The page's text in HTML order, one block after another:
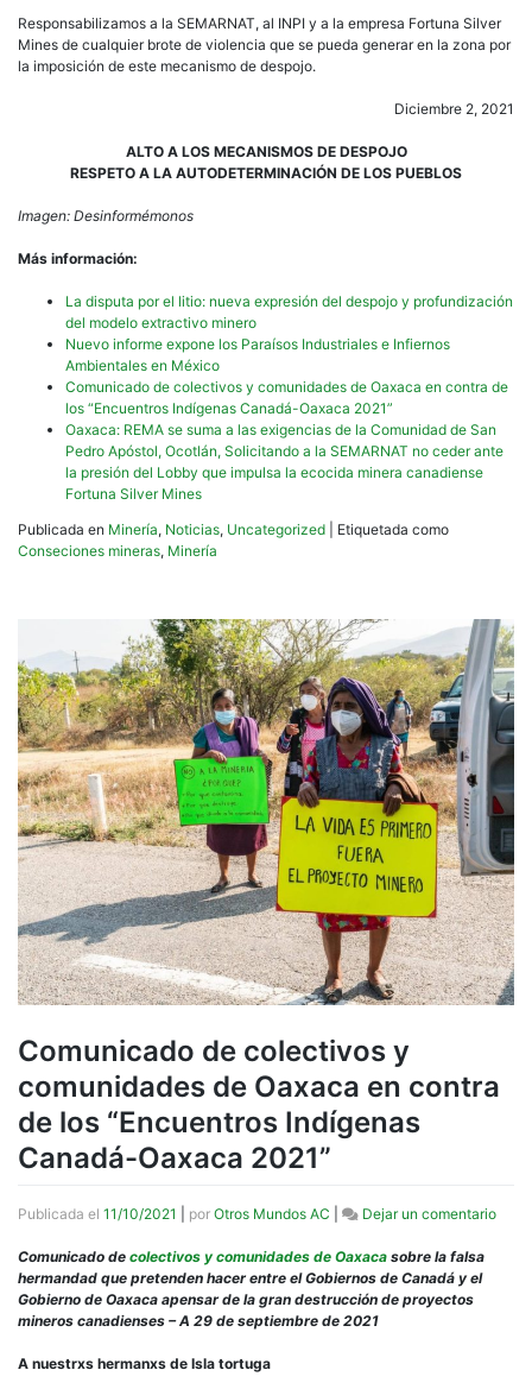
Responsabilizamos a la SEMARNAT, al INPI y a la empresa Fortuna Silver
Mines de cualquier brote de violencia que se pueda generar en la zona por
la imposición de este mecanismo de despojo.
Diciembre 2, 2021
ALTO A LOS MECANISMOS DE DESPOJO
RESPETO A LA AUTODETERMINACIÓN DE LOS PUEBLOS
Imagen: Desinformémonos
Más información:
La disputa por el litio: nueva expresión del despojo y profundización
del modelo extractivo minero
Nuevo informe expone los Paraísos Industriales e Infiernos
Ambientales en México
Comunicado de colectivos y comunidades de Oaxaca en contra de
los “Encuentros Indígenas Canadá-Oaxaca 2021”
Oaxaca: REMA se suma a las exigencias de la Comunidad de San
Pedro Apóstol, Ocotlán, Solicitando a la SEMARNAT no ceder ante
la presión del Lobby que impulsa la ecocida minera canadiense
Fortuna Silver Mines
Publicada en Minería, Noticias, Uncategorized
Etiquetada como
Conseciones mineras, Minería
Comunicado de colectivos y
comunidades de Oaxaca en contra
de los “Encuentros Indígenas
Canadá-Oaxaca 2021”
Publicada el 11/10/2021 por Otros Mundos AC Dejar un comentarioen
Comunicado de colectivos y comunidades de Oaxaca sobre la falsa
hermandad que pretenden hacer entre el Gobiernos de Canadá y el
Gobierno de Oaxaca apensar de la gran destrucción de proyectos
mineros canadienses – A 29 de septiembre de 2021
A nuestrxs hermanxs de Isla tortuga